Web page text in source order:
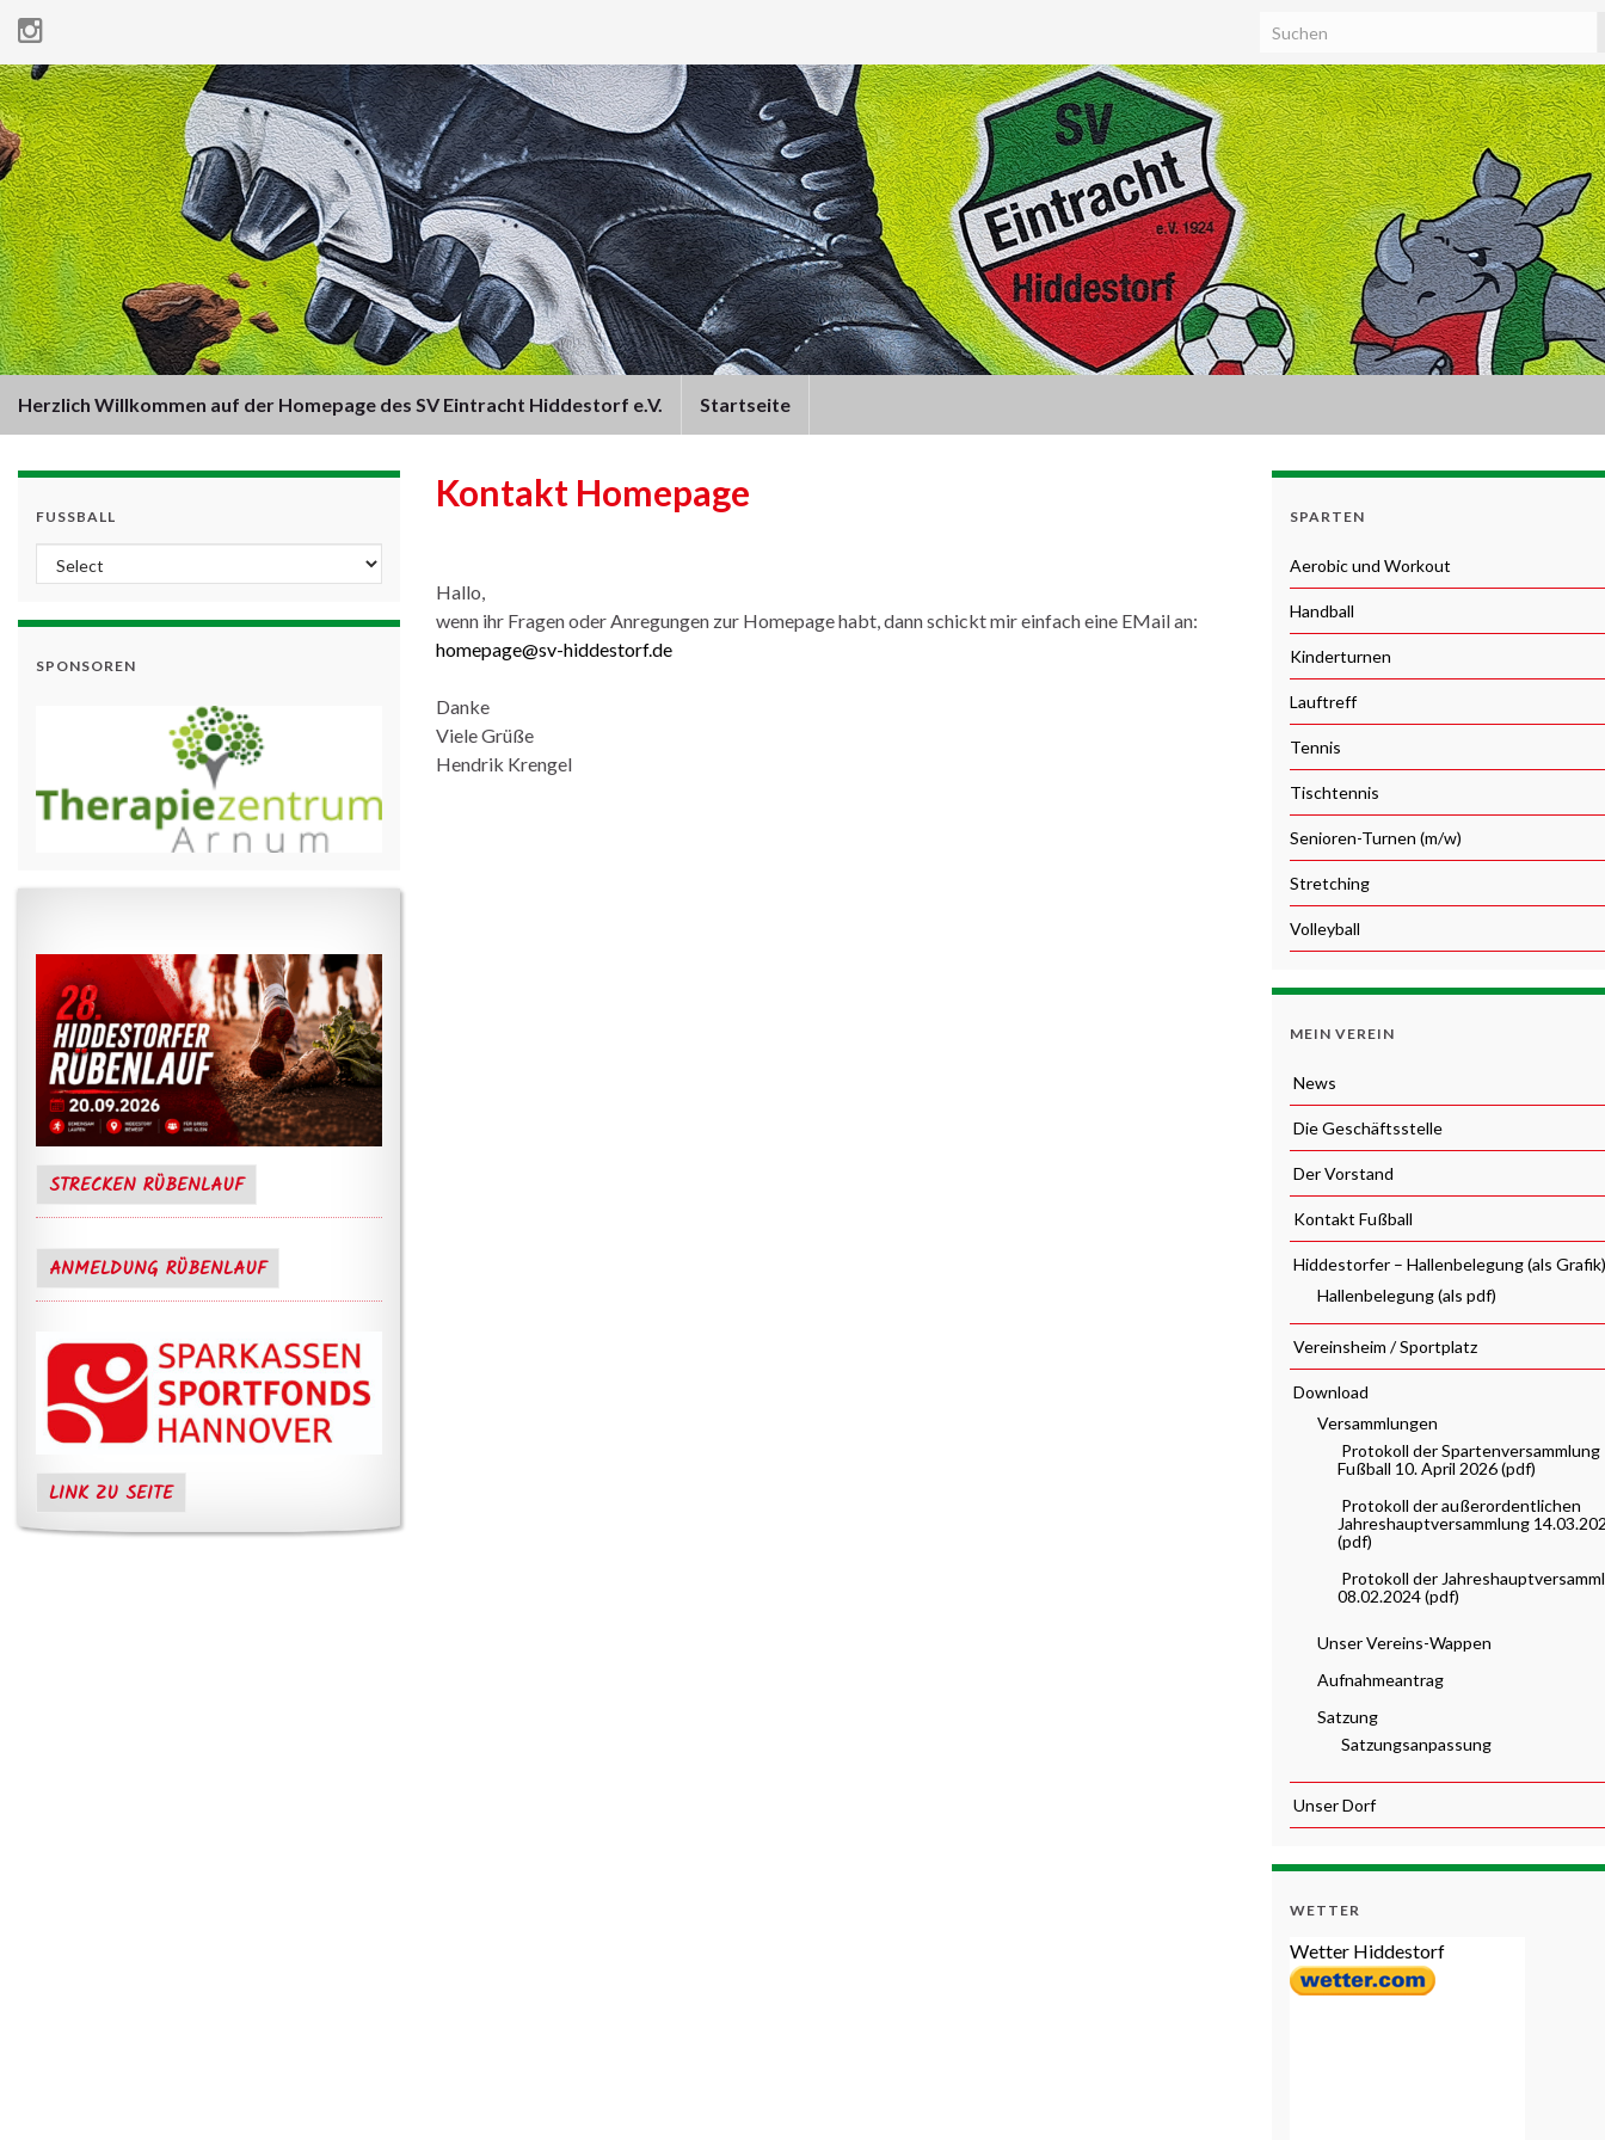
Herzlich Willkommen auf der Homepage des SV Eintracht Hiddestorf e.V. Startseite
FUSSBALL
SPONSOREN
STRECKEN RÜBENLAUF
ANMELDUNG RÜBENLAUF
LINK ZU SEITE
Kontakt Homepage
Hallo,
wenn ihr Fragen oder Anregungen zur Homepage habt, dann schickt mir einfach eine EMail an:
homepage@sv-hiddestorf.de
Danke
Viele Grüße
Hendrik Krengel
SPARTEN
Aerobic und Workout
Handball
Kinderturnen
Lauftreff
Tennis
Tischtennis
Senioren-Turnen (m/w)
Stretching
Volleyball
MEIN VEREIN
News
Die Geschäftsstelle
Der Vorstand
Kontakt Fußball
Hiddestorfer – Hallenbelegung (als Grafik)
Hallenbelegung (als pdf)
Vereinsheim / Sportplatz
Download
Versammlungen
Protokoll der Spartenversammlung
Fußball 10. April 2026 (pdf)
Protokoll der außerordentlichen
Jahreshauptversammlung
(pdf)
Protokoll der
08.02.2024 (pdf)
Unser Vereins-Wappen
Aufnahmeantrag
Satzung
Satzungsanpassung
Unser Dorf
WETTER
Wetter Hiddestorf